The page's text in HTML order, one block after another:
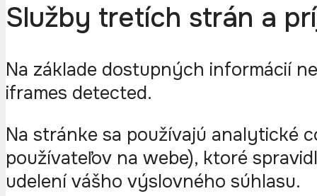
Služby tretích strán a
Na základe dostupných informácií
iframes detected.
Na stránke sa používajú analytické
používateľov na webe), ktoré
udelení vášho výslovného súhlasu.